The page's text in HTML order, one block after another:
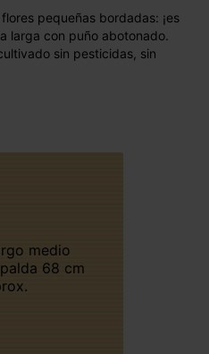
pequeñas bordadas: ¡es
larga con puño abotonado.
sin pesticidas, sin
68 cm